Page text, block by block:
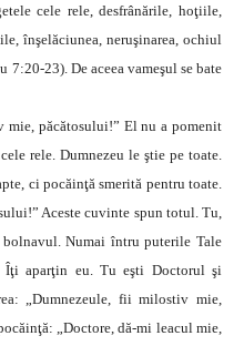
cele rele, desfrânările, hoţiile,
înşelăciunea, neruşinarea, ochiul
7:20-23). De aceea vameşul se bate
mie, păcătosului!” El nu a pomenit
rele. Dumnezeu le ştie pe toate.
ci pocăinţă smerită pentru toate.
Aceste cuvinte spun totul. Tu,
Numai întru puterile Tale
aparţin eu. Tu eşti Doctorul şi
„Dumnezeule, fii milostiv mie,
„Doctore, dă-mi leacul mie,